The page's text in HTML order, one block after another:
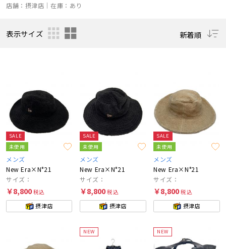
店舗：摂津店｜在庫：あり
表示サイズ 新着順
SALE
未使用
メンズ
New Era×N°21
サイズ：
￥8,800税込
摂津店
SALE
未使用
メンズ
New Era×N°21
サイズ：
￥8,800税込
摂津店
SALE
未使用
メンズ
New Era×N°21
サイズ：
￥8,800税込
摂津店
NEW NEW